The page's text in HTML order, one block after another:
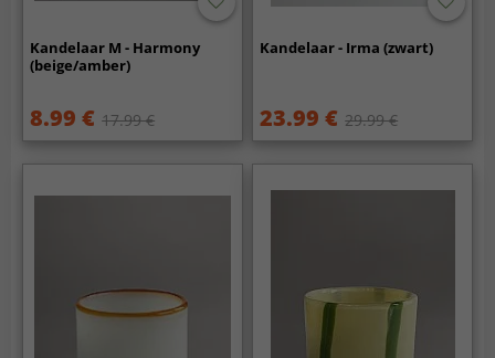
Kandelaar M - Harmony
(beige/amber)
8.99 € 17.99 €
Kandelaar - Irma (zwart)
23.99 € 29.99 €